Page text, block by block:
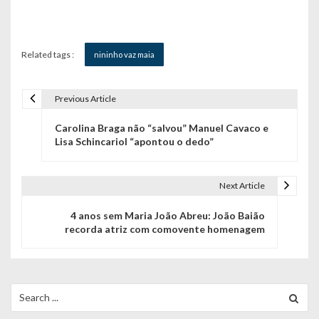
Related tags : nininho vaz maia
ã
Previous Article
Carolina Braga não “salvou” Manuel Cavaco e
Lisa Schincariol “apontou o dedo”
Next Article
4 anos sem Maria João Abreu: João Baião
recorda atriz com comovente homenagem
for: